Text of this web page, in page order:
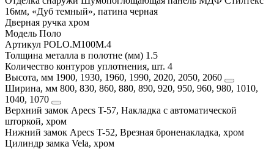
16мм, «Дуб темный», патина черная
Дверная ручка хром
Модель Поло
Артикул POLO.M100M.4
Толщина металла в полотне (мм) 1.5
Количество контуров уплотнения, шт. 4
Высота, мм 1900, 1930, 1960, 1990, 2020, 2050, 2060
Ширина, мм 800, 830, 860, 880, 890, 920, 950, 960, 980, 1010,
1040, 1070
Верхний замок Apecs T-57, Накладка с автоматической
шторкой, хром
Нижний замок Apecs T-52, Врезная броненакладка, хром
Цилиндр замка Vela, хром